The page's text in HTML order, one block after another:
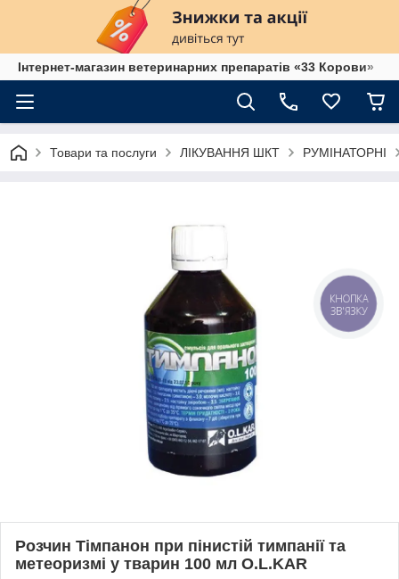
Інтернет-магазин ветеринарних препаратів «33 Корови»
Товари та послуги ЛІКУВАННЯ ШКТ РУМІНАТОРНІ
Розчин Тімпанон при пінистій тимпанії та
метеоризмі у тварин 100 мл O.L.KAR
КНОПКА
ЗВ'ЯЗКУ